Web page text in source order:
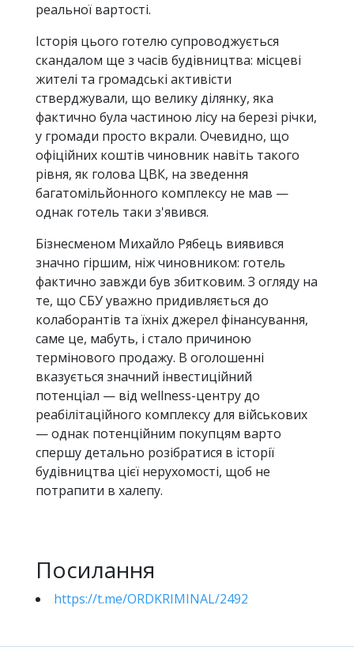
реальної вартості.
Історія цього готелю супроводжується
скандалом ще з часів будівництва: місцеві
жителі та громадські активісти
стверджували, що велику ділянку, яка
фактично була частиною лісу на березі річки,
у громади просто вкрали. Очевидно, що
офіційних коштів чиновник навіть такого
рівня, як голова ЦВК, на зведення
багатомільйонного комплексу не мав —
однак готель таки з'явився.
Бізнесменом Михайло Рябець виявився
значно гіршим, ніж чиновником: готель
фактично завжди був збитковим. З огляду на
те, що СБУ уважно придивляється до
колаборантів та їхніх джерел фінансування,
саме це, мабуть, і стало причиною
термінового продажу. В оголошенні
вказується значний інвестиційний
потенціал — від wellness-центру до
реабілітаційного комплексу для військових
— однак потенційним покупцям варто
спершу детально розібратися в історії
будівництва цієї нерухомості, щоб не
потрапити в халепу.
Посилання
https://t.me/ORDKRIMINAL/2492